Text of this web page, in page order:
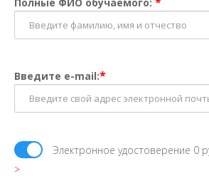
Введите e-mail:*
Электронное удостоверение 0
>